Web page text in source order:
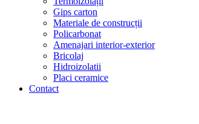
Gips carton
Materiale de construcții
Policarbonat
Amenajari interior-exterior
Bricolaj
Hidroizolatii
Placi ceramice
Contact